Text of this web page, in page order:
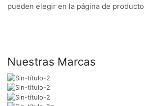
pueden elegir en la página de producto
Nuestras Marcas